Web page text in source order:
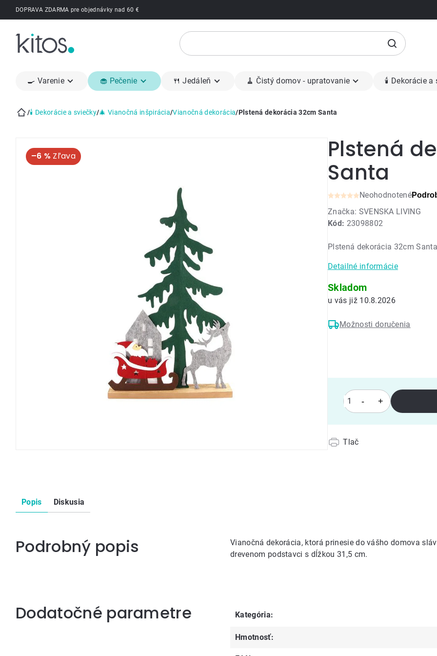
PrejsťDOPRAVA ZDARMA pre objednávky nad 60 €
🍳 Varenie 🧁 Pečenie 🍴 Jedáleň 🧹 Čistý domov - upratovanie 🕯 Dekorácie a
/🕯 Dekorácie a sviečky/🎄 Vianočná inšpirácia/Vianočná dekorácia/Plstená dekorácia 32cm Santa
–6 %
Plstená
Santa
Kód: 23098802
Priemerné
hodnotenie
produktu
0,0
5
hviezdičiek.
Neohodnotené
Značka: SVENSKA LIVING
Plstená dekorácia 32cm Santa
Detailné informácie
Tlač
Skladom
10.8.2026
Možnosti doručenia
Popis Diskusia
Podrobný popis
Vianočná dekorácia, ktorá prinesie do vášho domova
drevenom podstavci s dĺžkou 31,5 cm.
Dodatočné parametre Kategória:
Hmotnosť: